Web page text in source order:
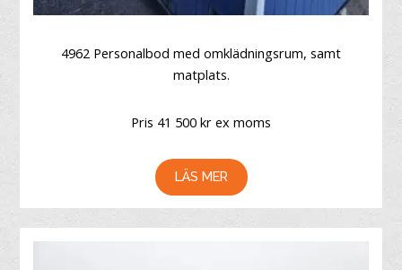
4962 Personalbod med omklädningsrum, samt
matplats.
Pris 41 500 kr ex moms
LÄS MER